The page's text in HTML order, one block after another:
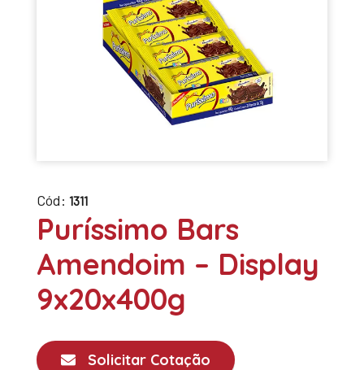
Cód: 1311
Puríssimo Bars
Amendoim – Display
9x20x400g
Solicitar Cotação